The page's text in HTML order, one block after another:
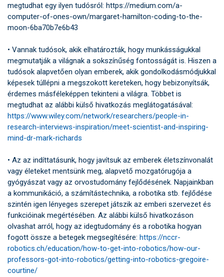
megtudhat egy ilyen tudósról: https://medium.com/a-
computer-of-ones-own/margaret-hamilton-coding-to-the-
moon-6ba70b7e6b43
• Vannak tudósok, akik elhatározták, hogy munkásságukkal
megmutatják a világnak a sokszínűség fontosságát is. Hiszen a
tudósok alapvetően olyan emberek, akik gondolkodásmódjukkal
képesek túllépni a megszokott kereteken, hogy bebizonyítsák,
érdemes másféleképpen tekinteni a világra. Többet is
megtudhat az alábbi külső hivatkozás meglátogatásával:
https://www.wiley.com/network/researchers/people-in-
research-interviews-inspiration/meet-scientist-and-inspiring-
mind-dr-mark-richards
• Az az indíttatásunk, hogy javítsuk az emberek életszínvonalát
vagy életeket mentsünk meg, alapvető mozgatórugója a
gyógyászat vagy az orvostudomány fejlődésének. Napjainkban
a kommunikáció, a számítástechnika, a robotika stb. fejlődése
szintén igen lényeges szerepet játszik az emberi szervezet és
funkcióinak megértésében. Az alábbi külső hivatkozáson
olvashat arról, hogy az idegtudomány és a robotika hogyan
fogott össze a betegek megsegítésére: https://nccr-
robotics.ch/education/how-to-get-into-robotics/how-our-
professors-got-into-robotics/getting-into-robotics-gregoire-
courtine/